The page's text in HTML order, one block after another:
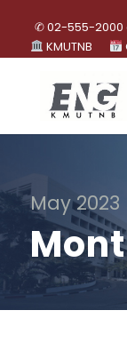
✆ 02-555-2000
KMUTNB
May 2023